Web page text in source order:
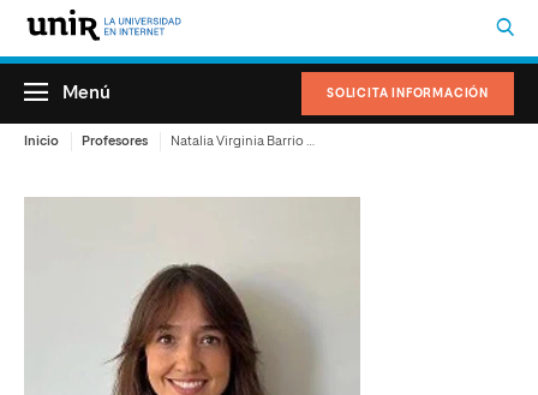
SOLICITA INFORMACIÓN
Menú
Inicio Profesores